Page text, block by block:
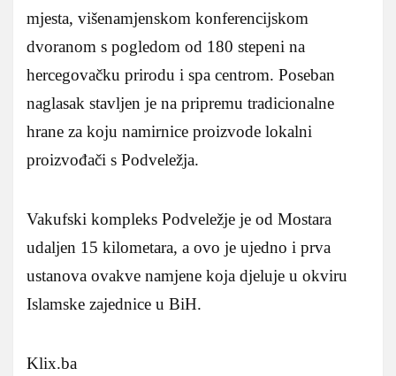
mjesta, višenamjenskom konferencijskom
dvoranom s pogledom od 180 stepeni na
hercegovačku prirodu i spa centrom. Poseban
naglasak stavljen je na pripremu tradicionalne
hrane za koju namirnice proizvode lokalni
proizvođači s Podveležja.
Vakufski kompleks Podveležje je od Mostara
udaljen 15 kilometara, a ovo je ujedno i prva
ustanova ovakve namjene koja djeluje u okviru
Islamske zajednice u BiH.
Klix.ba